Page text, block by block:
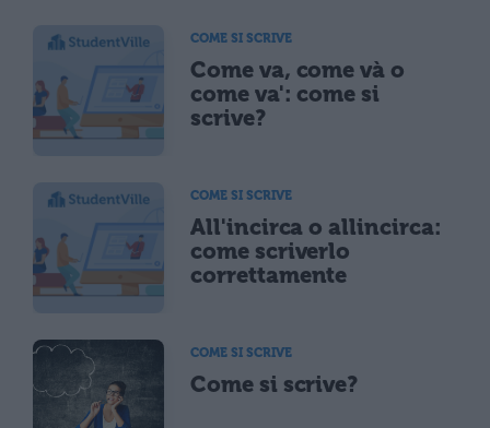
COME SI SCRIVE
Come va, come và o
come va': come si
scrive?
COME SI SCRIVE
All'incirca o allincirca:
come scriverlo
correttamente
COME SI SCRIVE
Come si scrive?